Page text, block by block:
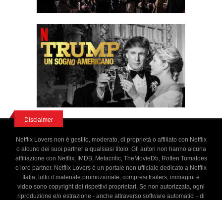
Disclaimer
Netflix Lovers non è gestito, moderato, di proprietà o affiliato con Netflix
o alcuno dei suoi partner a qualsiasi titolo. Gli autori non hanno alcuna
affiliazione con Netflix, IMDB, Metacritic, TheMovieDb, Rotten Tomatoes
o loro partner. Netflix Lovers è un portale non ufficiale dedicato a Netflix
Italia, tutto il materiale promozionale, compresi trailers, immagini e
video sono copyright dei rispettivi proprietari. Se non autorizzata, ogni
riproduzione e/o estrazione - anche attraverso software automatici - di